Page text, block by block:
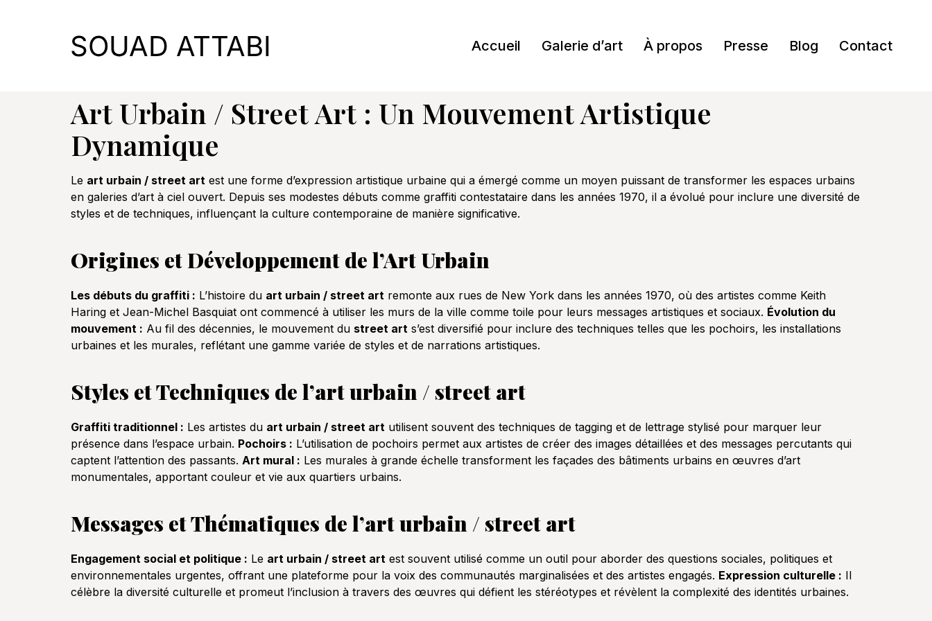
Accueil Galerie d’art À propos Presse Blog Contact
Art Urbain / Street Art : Un Mouvement Artistique
Dynamique
Le art urbain / street art est une forme d’expression artistique urbaine qui a émergé comme un moyen puissant de transformer les espaces urbains
en galeries d’art à ciel ouvert. Depuis ses modestes débuts comme graffiti contestataire dans les années 1970, il a évolué pour inclure une diversité de
styles et de techniques, influençant la culture contemporaine de manière significative.
Origines et Développement de l’Art Urbain
Les débuts du graffiti : L’histoire du art urbain / street art remonte aux rues de New York dans les années 1970, où des artistes comme Keith
Haring et Jean-Michel Basquiat ont commencé à utiliser les murs de la ville comme toile pour leurs messages artistiques et sociaux. Évolution du
mouvement : Au fil des décennies, le mouvement du street art s’est diversifié pour inclure des techniques telles que les pochoirs, les installations
urbaines et les murales, reflétant une gamme variée de styles et de narrations artistiques.
Styles et Techniques de l’art urbain / street art
Graffiti traditionnel : Les artistes du art urbain / street art utilisent souvent des techniques de tagging et de lettrage stylisé pour marquer leur
présence dans l’espace urbain. Pochoirs : L’utilisation de pochoirs permet aux artistes de créer des images détaillées et des messages percutants qui
captent l’attention des passants. Art mural : Les murales à grande échelle transforment les façades des bâtiments urbains en œuvres d’art
monumentales, apportant couleur et vie aux quartiers urbains.
Messages et Thématiques de l’art urbain / street art
Engagement social et politique : Le art urbain / street art est souvent utilisé comme un outil pour aborder des questions sociales, politiques et
environnementales urgentes, offrant une plateforme pour la voix des communautés marginalisées et des artistes engagés. Expression culturelle : Il
célèbre la diversité culturelle et promeut l’inclusion à travers des œuvres qui défient les stéréotypes et révèlent la complexité des identités urbaines.